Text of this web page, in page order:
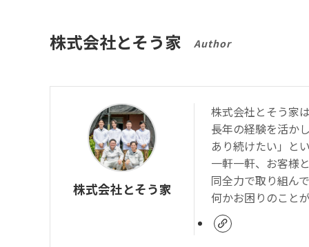
株式会社とそう家 Author
株式会社とそう家
株式会社とそう家
長年の経験を活か
あり続けたい」と
一軒一軒、お客様
同全力で取り組ん
何かお困りのこと